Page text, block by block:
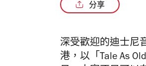
分享
深受歡迎的迪士尼
港，以「Tale As